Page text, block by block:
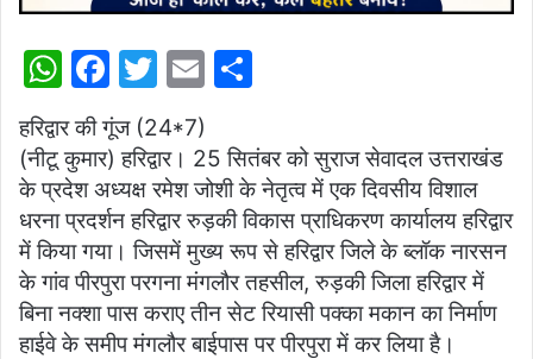
W
at
s
A
p
p
F
a
c
e
b
o
o
k
T
itt
er
E
ai
l
ar
e
हरिद्वार की गूंज (24*7)
(नीटू कुमार) हरिद्वार। 25 सितंबर को सुराज सेवादल उत्तराखंड
के प्रदेश अध्यक्ष रमेश जोशी के नेतृत्व में एक दिवसीय विशाल
धरना प्रदर्शन हरिद्वार रुड़की विकास प्राधिकरण कार्यालय हरिद्वार
में किया गया। जिसमें मुख्य रूप से हरिद्वार जिले के ब्लॉक नारसन
के गांव पीरपुरा परगना मंगलौर तहसील, रुड़की जिला हरिद्वार में
बिना नक्शा पास कराए तीन सेट रियासी पक्का मकान का निर्माण
हाईवे के समीप मंगलौर बाईपास पर पीरपुरा में कर लिया है।